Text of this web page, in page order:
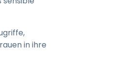
in ihre